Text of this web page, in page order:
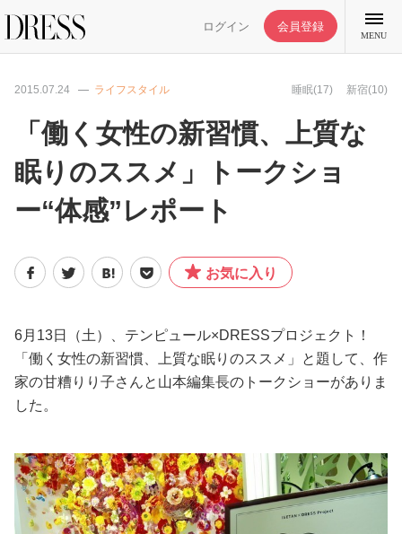
ログイン 会員登録
MENU
特集記事
DRESS部活
ライフスタイル
ファッション
恋愛/結婚/離婚
ワークスタイル
2015.07.24 ライフスタイル 睡眠(17) 新宿(10)
「働く女性の新習慣、上質な
眠りのススメ」トークショ
ー“体感”レポート
お気に入り
6月13日（土）、テンピュール×DRESSプロジェクト！
「働く女性の新習慣、上質な眠りのススメ」と題して、作
家の甘糟りり子さんと山本編集長のトークショーがありま
した。